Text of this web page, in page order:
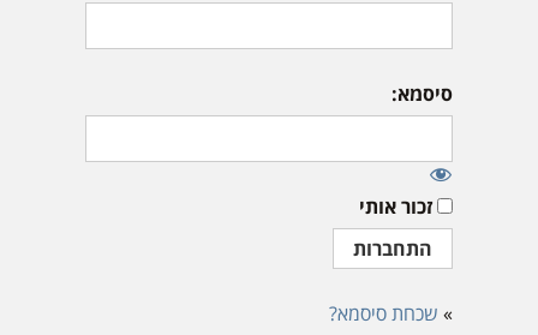
סיסמא:
זכור אותי
» שכחת סיסמא?